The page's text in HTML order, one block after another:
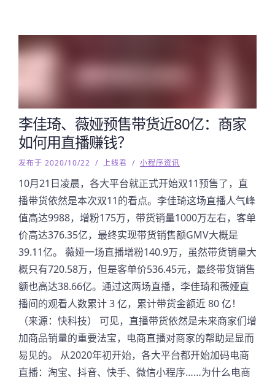
李佳琦、薇娅预售带货近80亿：商家
如何用直播赚钱？
发布于 2020/10/22 / 上线君 / 小程序资讯
10月21日凌晨，各大平台就正式开始双11预售了，直
播带货依然是本次双11的看点。李佳琦这场直播人气峰
值高达9988，增粉175万，带货销量1000万左右，客单
价高达376.35亿，最终实现带货销售额GMV大概是
39.11亿。 薇娅一场直播增粉140.9万，虽然带货销量大
概只有720.58万，但是客单价536.45元，最终带货销售
额也高达38.66亿。通过这两场直播，李佳琦和薇娅直
播间的观看人数累计 3 亿，累计带货金额近 80 亿！
（来源：快科技） 可见，直播带货依然是未来商家们增
加商品销量的重要法宝，电商直播对商家的帮助是显而
易见的。 从2020年初开始，各大平台都开始加码电商
直播：淘宝、抖音、快手、微信小程序……为什么电商